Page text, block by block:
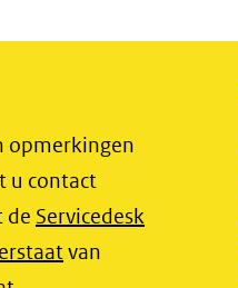
opmerkingen
u contact
de Servicedesk
(opent
van